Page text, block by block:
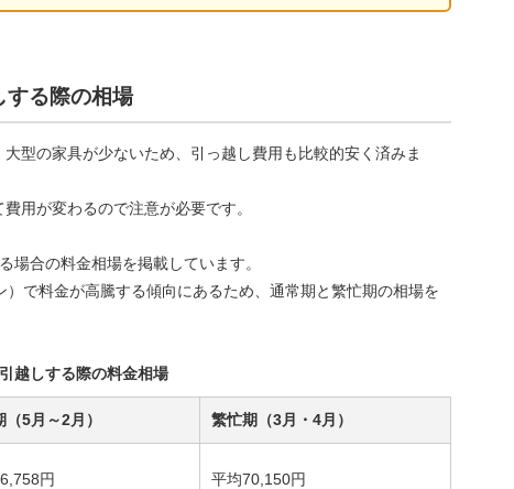
する際の相場
型の家具が少ないため、引っ越し費用も比較的安く済みま
用が変わるので注意が必要です。
場合の料金相場を掲載しています。
で料金が高騰する傾向にあるため、通常期と繁忙期の相場を
越しする際の料金相場
（5月～2月） 繁忙期（3月・4月）
円 平均70,150円